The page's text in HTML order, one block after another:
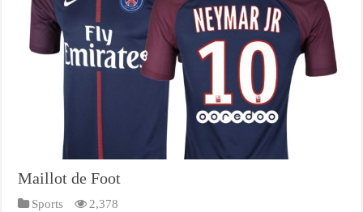
Maillot de Foot
Sports 2,378